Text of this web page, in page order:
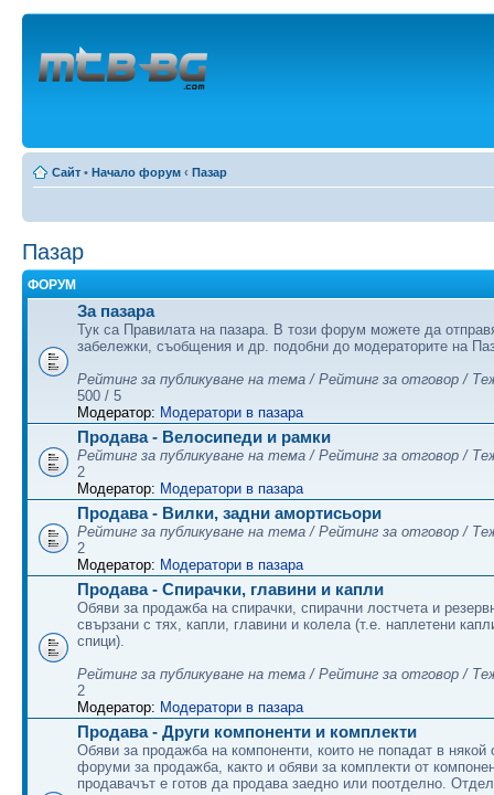
Сайт • Начало форум ‹ Пазар
Пазар
ФОРУМ
За пазара
Тук са Правилата на пазара. В този форум можете да
забележки, съобщения и др. подобни до модераторите на
Рейтинг за публикуване на тема / Рейтинг за отговор /
500 / 5
Модератор: Модератори в пазара
Продава - Велосипеди и рамки
Рейтинг за публикуване на тема / Рейтинг за отговор /
2
Модератор: Модератори в пазара
Продава - Вилки, задни амортисьори
Рейтинг за публикуване на тема / Рейтинг за отговор /
2
Модератор: Модератори в пазара
Продава - Спирачки, главини и капли
Обяви за продажба на спирачки, спирачни лостчета и
свързани с тях, капли, главини и колела (т.е. наплетени
спици).
Рейтинг за публикуване на тема / Рейтинг за отговор /
2
Модератор: Модератори в пазара
Продава - Други компоненти и комплекти
Обяви за продажба на компоненти, които не попадат в някой
форуми за продажба, както и обяви за комплекти от
продавачът е готов да продава заедно или поотделно.